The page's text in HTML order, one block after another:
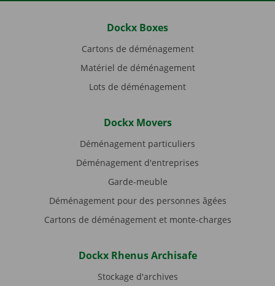
Dockx Boxes
Cartons de déménagement
Matériel de déménagement
Lots de déménagement
Dockx Movers
Déménagement particuliers
Déménagement d'entreprises
Garde-meuble
Déménagement pour des personnes âgées
Cartons de déménagement et monte-charges
Dockx Rhenus Archisafe
Stockage d'archives